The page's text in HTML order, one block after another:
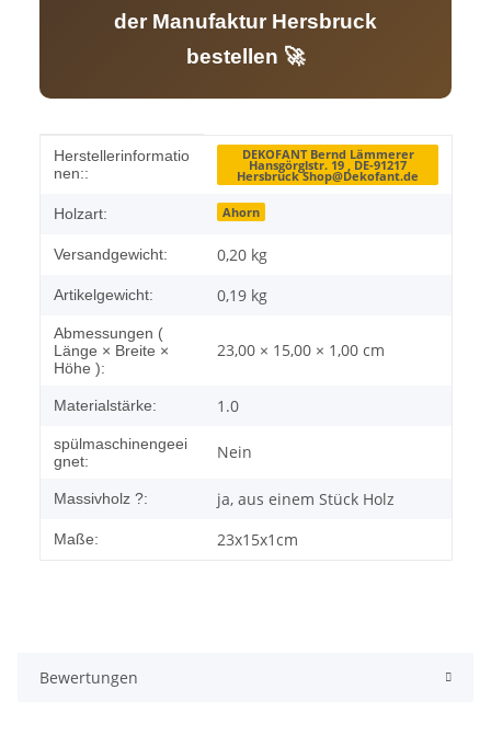
der Manufaktur Hersbruck
bestellen 🚀
Produkteigenschaft
Wert
Herstellerinformatio
nen::
DEKOFANT Bernd Lämmerer
Hansgörglstr. 19 , DE-91217
Hersbruck Shop@Dekofant.de
Holzart: Ahorn
Versandgewicht: 0,20 kg
Artikelgewicht: 0,19 kg
Abmessungen (
Länge × Breite ×
Höhe ):
23,00 × 15,00 × 1,00 cm
Materialstärke: 1.0
spülmaschinengeei
gnet:
Nein
Massivholz ?: ja, aus einem Stück Holz
Maße: 23x15x1cm
Bewertungen